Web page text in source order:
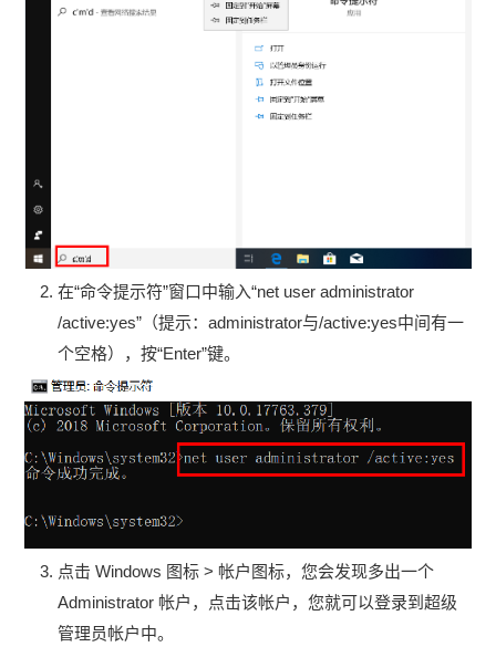
在“命令提示符”窗口中输入“net user administrator
/active:yes”（提示：administrator与/active:yes中间有一
个空格），按“Enter”键。
点击 Windows 图标 > 帐户图标，您会发现多出一个
Administrator 帐户，点击该帐户，您就可以登录到超级
管理员帐户中。